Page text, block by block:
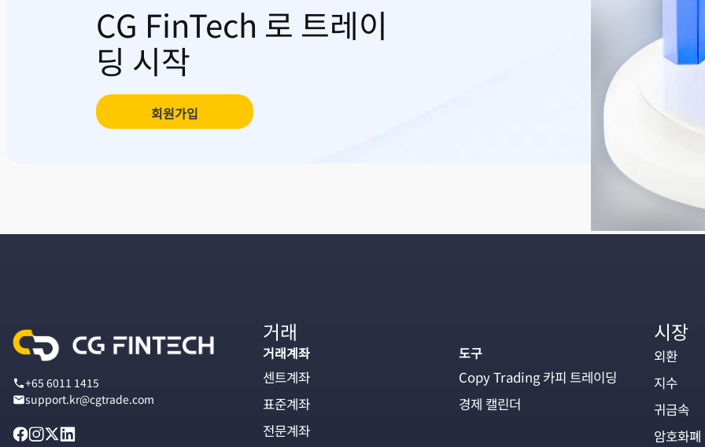
CG FinTech 로 트레이
딩 시작
회원가입
+65 6011 1415
support.kr@cgtrade.com
거래
거래계좌
센트계좌
표준계좌
전문계좌
도구
Copy Trading 카피 트레이딩
경제 캘린더
시장
외환
지수
귀금속
암호화폐